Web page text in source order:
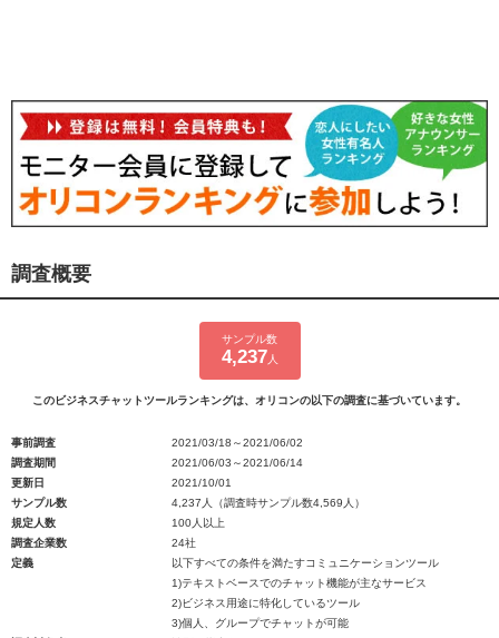
調査概要
サンプル数
4,237 人
このビジネスチャットツールランキングは、オリコンの以下の調査に基づいています。
事前調査
2021/03/18～2021/06/02
調査期間
2021/06/03～2021/06/14
更新日
2021/10/01
サンプル数
4,237人（調査時サンプル数4,569人）
規定人数
100人以上
調査企業数
24社
定義
以下すべての条件を満たすコミュニケーションツール
1)テキストベースでのチャット機能が主なサービス
2)ビジネス用途に特化しているツール
3)個人、グループでチャットが可能